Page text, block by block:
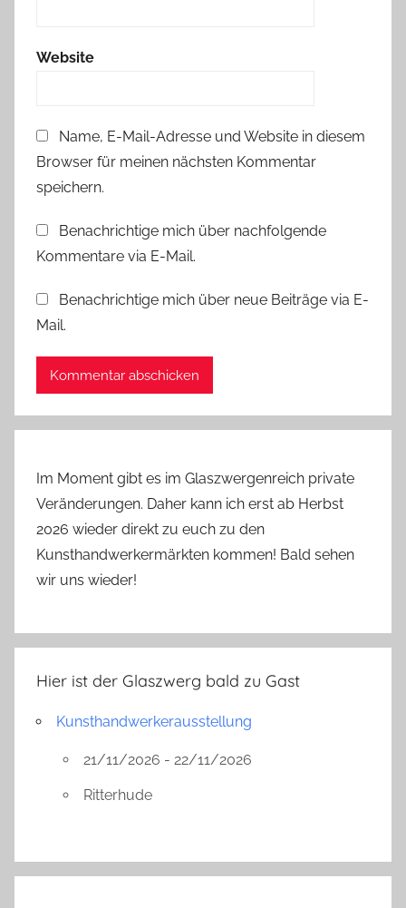
o
n
a
l
W
a
h
i
p
Website
Name, E-Mail-Adresse und Website in diesem
Browser für meinen nächsten Kommentar
speichern.
Benachrichtige mich über nachfolgende
Kommentare via E-Mail.
Benachrichtige mich über neue Beiträge via E-
Mail.
Im Moment gibt es im Glaszwergenreich private
Veränderungen. Daher kann ich erst ab Herbst
2026 wieder direkt zu euch zu den
Kunsthandwerkermärkten kommen! Bald sehen
wir uns wieder!
Hier ist der Glaszwerg bald zu Gast
Kunsthandwerkerausstellung
21/11/2026 - 22/11/2026
Ritterhude